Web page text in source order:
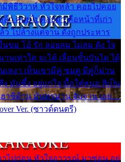
มีพิธีวิวาห์ หัวใจหล้า คอยไปคอย
ล้า คอยไปคอยมา คือหน้าที่เก่า
ว ไปล้างแต่จาน ดั่งถูกประหาร
นขม โอ้ รัก ลอยลม ไม่สม ดัง ใจ
นเท่าใด จะได้ เลื่อนขั้นบันได ได้
เหงา เห็นเขามีคู่ ซมดู มีคู่ก็ม่วน
ง มันซึ้ง อยู่แก่ใจ มื้อใด๋หนอ สิเป็น
ฮาซิด้าน มันทรมาน จับจาน เอย…
Ver. (ซาวด์ดนตรี)
าไปก่อน หัวใจอาวรณ์ มาซ่อน อยู่